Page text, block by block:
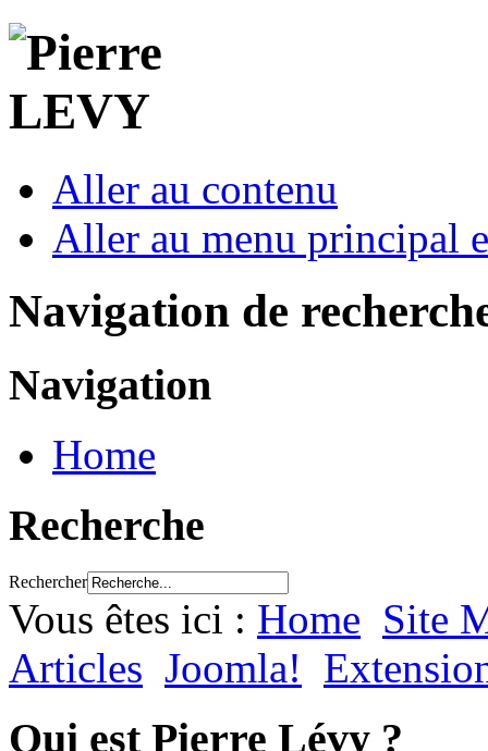
Aller au contenu
Aller au menu principal
Navigation de
Navigation
Home
Recherche
Rechercher
Vous êtes ici : Home Site
Articles Joomla!
Qui est Pierre Lévy ?